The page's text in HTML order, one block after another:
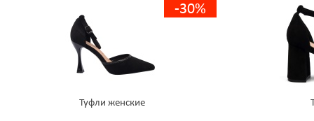
-30%
Туфли женские